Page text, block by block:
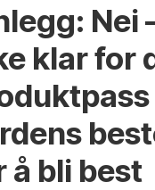
Nei
klar for
å bli best